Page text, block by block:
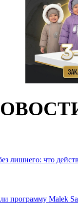
лишнего: что
программу Malek